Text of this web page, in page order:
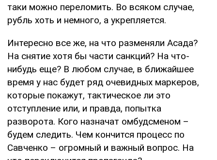
таки можно переломить. Во всяком случае,
рубль хоть и немного, а укрепляется.
Интересно все же, на что разменяли Асада?
На снятие хотя бы части санкций? На что-
нибудь еще? В любом случае, в ближайшее
время у нас будет ряд очевидных маркеров,
которые покажут, тактическое ли это
отступление или, и правда, попытка
разворота. Кого назначат омбудсменом –
будем следить. Чем кончится процесс по
Савченко – огромный и важный вопрос. На